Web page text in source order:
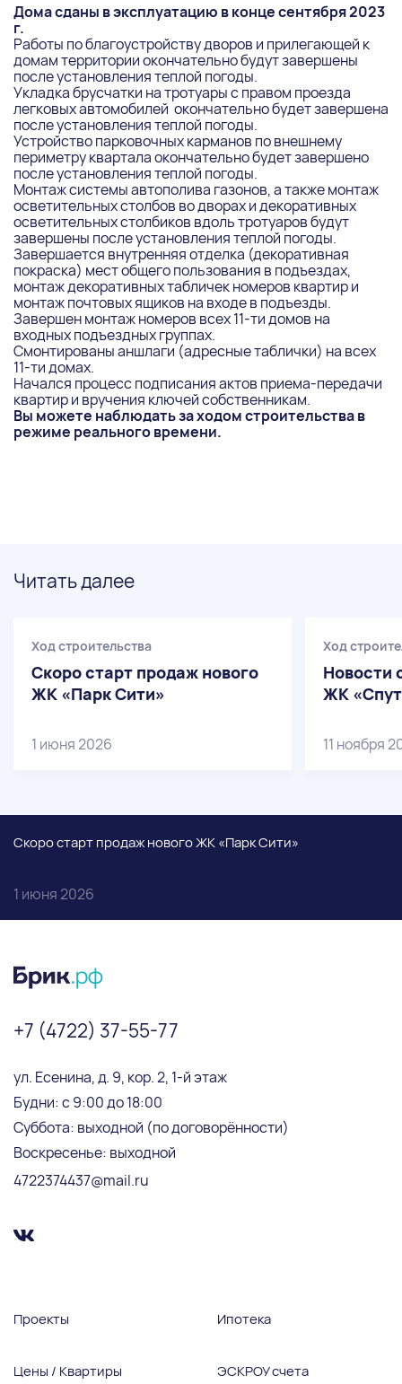
Дома сданы в эксплуатацию в конце сентября 2023
г.
Работы по благоустройству дворов и прилегающей к
домам территории окончательно будут завершены
после установления теплой погоды.
Укладка брусчатки на тротуары с правом проезда
легковых автомобилей окончательно будет завершена
после установления теплой погоды.
Устройство парковочных карманов по внешнему
периметру квартала окончательно будет завершено
после установления теплой погоды.
Монтаж системы автополива газонов, а также монтаж
осветительных столбов во дворах и декоративных
осветительных столбиков вдоль тротуаров будут
завершены после установления теплой погоды.
Завершается внутренняя отделка (декоративная
покраска) мест общего пользования в подъездах,
монтаж декоративных табличек номеров квартир и
монтаж почтовых ящиков на входе в подъезды.
Завершен монтаж номеров всех 11-ти домов на
входных подъездных группах.
Смонтированы аншлаги (адресные таблички) на всех
11-ти домах.
Начался процесс подписания актов приема-передачи
квартир и вручения ключей собственникам.
Вы можете наблюдать за ходом строительства в
режиме реального времени.
Читать далее
Ход строительства
Скоро старт продаж нового
ЖК «Парк Сити»
1 июня 2026
Ход
Новости
ЖК
11 ноября
Скоро старт продаж нового ЖК «Парк Сити»
1 июня 2026
+7 (4722) 37-55-77
ул. Есенина, д. 9, кор. 2, 1-й этаж
Будни: с 9:00 до 18:00
Суббота: выходной (по договорённости)
Воскресенье: выходной
4722374437@mail.ru
Проекты
Цены / Квартиры
Ипотека
ЭСКРОУ счета